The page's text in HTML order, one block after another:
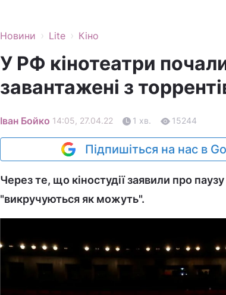
Новини › Lite › Кіно
У РФ кінотеатри
завантажені з
Іван Бойко 14:05, 27.04.22 1 хв. 15244
Підпишіться на нас в
Через те, що кіностудії заявили про
"викручуються як можуть".